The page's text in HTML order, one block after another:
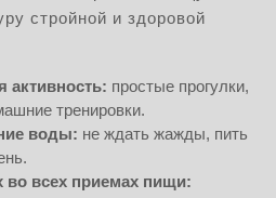
стройной и здоровой
активность: простые прогулки,
тренировки.
воды: не ждать жажды, пить
во всех приемах пищи: